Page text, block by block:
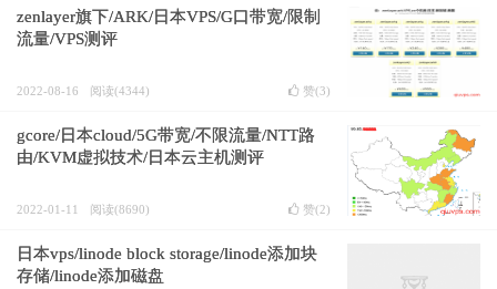
zenlayer旗下/ARK/日本VPS/G口带宽/限制
流量/VPS测评
2022-08-16 阅读(4344) 赞(3)
gcore/日本cloud/5G带宽/不限流量/NTT路
由/KVM虚拟技术/日本云主机测评
2022-01-11 阅读(8690) 赞(2)
日本vps/linode block storage/linode添加块
存储/linode添加磁盘